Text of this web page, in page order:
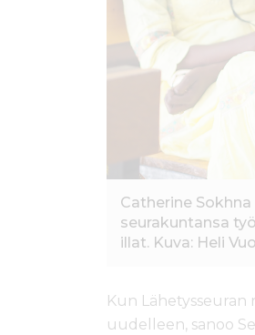
Catherine
seurakuntansa
illat. Kuva: Heli
Kun Lähetysseuran
uudelleen, sanoo